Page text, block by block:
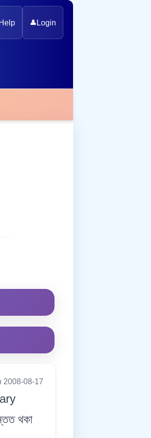
Help 👤 Login
2008-08-17
থকা